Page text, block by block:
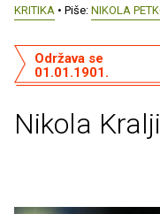
KRITIKA • Piše: NIKOLA
Nikola
Održava se
01.01.1901.